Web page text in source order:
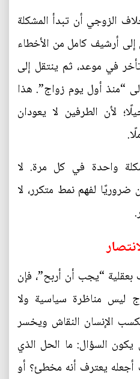
الزوجي أن تبدأ المشكلة
أرشيف كامل من الأخطاء
في موعد، ثم ينتقل إلى
“منذ أول يوم زواج”. هذا
لأن الطرفين لا يعودان
واحدة في كل مرة. لا
ضروريًا لفهم نمط متكرر، لا
“يجب أن أربح”، فإن
ليس مناظرة سياسية ولا
الإنسان النقاش ويخسر
السؤال: ما الحل الذي
أجعله يعترف أنه مخطئ؟ أو